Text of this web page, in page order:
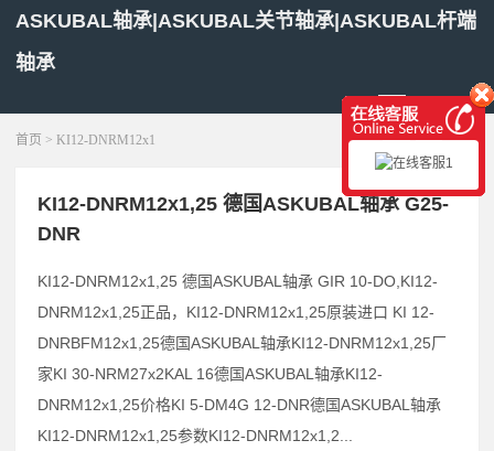
ASKUBAL轴承|ASKUBAL关节轴承|ASKUBAL杆端
轴承
展开菜单
首页 > KI12-DNRM12x1
KI12-DNRM12x1,25 德国ASKUBAL轴承 G25-
DNR
KI12-DNRM12x1,25 德国ASKUBAL轴承 GIR 10-DO,KI12-
DNRM12x1,25正品，KI12-DNRM12x1,25原装进口 KI 12-
DNRBFM12x1,25德国ASKUBAL轴承KI12-DNRM12x1,25厂
家KI 30-NRM27x2KAL 16德国ASKUBAL轴承KI12-
DNRM12x1,25价格KI 5-DM4G 12-DNR德国ASKUBAL轴承
KI12-DNRM12x1,25参数KI12-DNRM12x1,2...